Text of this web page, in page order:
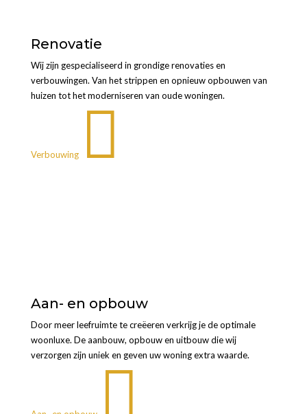
Renovatie
Wij zijn gespecialiseerd in grondige renovaties en
verbouwingen. Van het strippen en opnieuw opbouwen van
huizen tot het moderniseren van oude woningen.
Verbouwing 
Aan- en opbouw
Door meer leefruimte te creëeren verkrijg je de optimale
woonluxe. De aanbouw, opbouw en uitbouw die wij
verzorgen zijn uniek en geven uw woning extra waarde.
